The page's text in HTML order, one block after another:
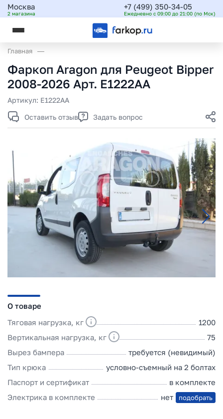
Москва
2 магазина
+7 (499) 350-34-05
Ежедневно с 09:00 до 21:00 (по Мск)
Главная
Фаркоп Aragon для Peugeot Bipper
2008-2026 Арт. E1222AA
Артикул: E1222AA
Оставить отзыв
Задать вопрос
О товаре
Тяговая нагрузка, кг
1200
Вертикальная нагрузка, кг
75
Вырез бампера
требуется (невидимый)
Тип крюка
условно-съемный на 2 болтах
Паспорт и сертификат
в комплекте
Электрика в комплекте
нет подобрать